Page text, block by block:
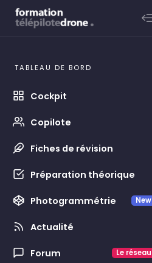
Skip to main content
TABLEAU DE BORD
Cockpit
Copilote
Fiches de révision
Préparation théorique
Photogrammétrie New
Actualité
Forum Le réseau